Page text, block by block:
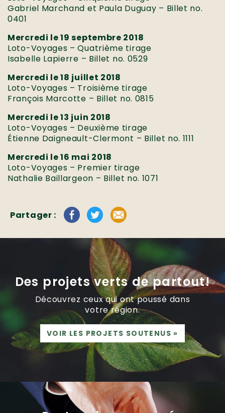
Gabriel Marchand et Paula Duguay – Billet no.
0401
Mercredi le 19 septembre 2018
Loto-Voyages – Quatrième tirage
Isabelle Lapierre – Billet no. 0529
Mercredi le 18 juillet 2018
Loto-Voyages – Troisième tirage
François Marcotte – Billet no. 0815
Mercredi le 13 juin 2018
Loto-Voyages – Deuxième tirage
Étienne Daigneault-Clermont – Billet no. 1111
Mercredi le 16 mai 2018
Loto-Voyages – Premier tirage
Nathalie Baillargeon – Billet no. 1071
Partager :
Des projets verts de partout!
Découvrez ceux qui ont poussé dans
votre région.
VOIR LES PROJETS SOUTENUS »